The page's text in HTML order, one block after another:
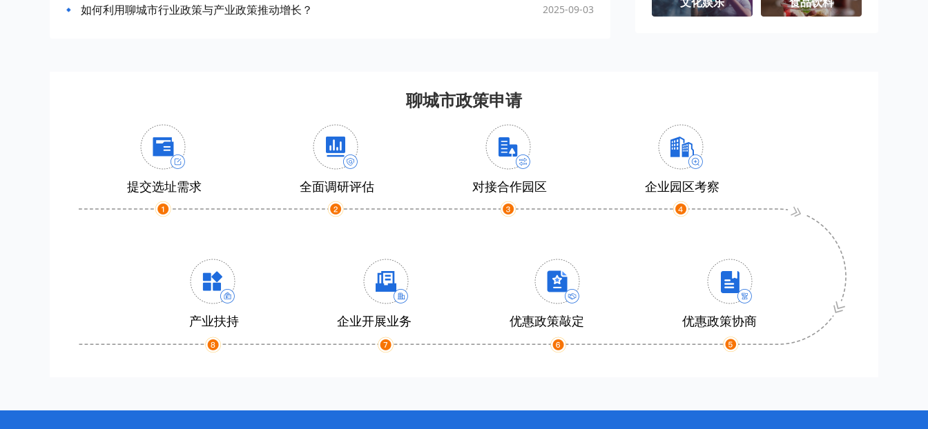
如何利用聊城市行业政策与产业政策推动增长？ 2025-09-03
聊城市政策申请
提交选址需求 全面调研评估 对接合作园区 企业园区考察
产业扶持 企业开展业务 优惠政策敲定 优惠政策协商